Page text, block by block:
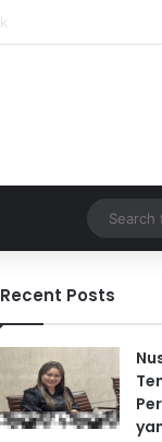
Recent Posts